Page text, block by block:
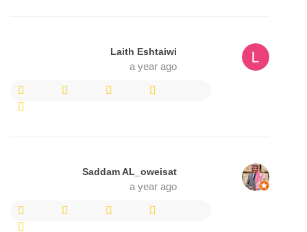
Laith Eshtaiwi
a year ago
Saddam AL_oweisat
a year ago